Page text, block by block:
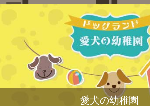
愛犬の幼稚園